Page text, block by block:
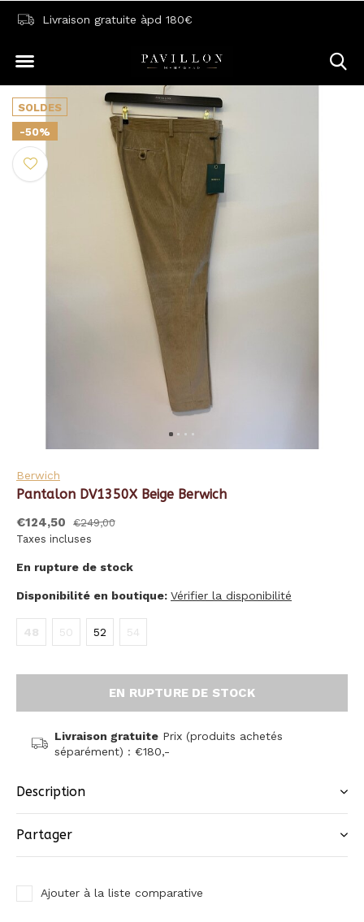
Livraison gratuite àpd 180€
SOLDES
-50%
Berwich
Pantalon DV1350X Beige Berwich
€124,50
€249,00
Taxes incluses
En rupture de stock
Disponibilité en boutique: Vérifier la disponibilité
48 50 52 54
EN RUPTURE DE STOCK
Livraison gratuitePrix (produits achetés
séparément) : €180,-
Description
Partager
Ajouter à la liste comparative